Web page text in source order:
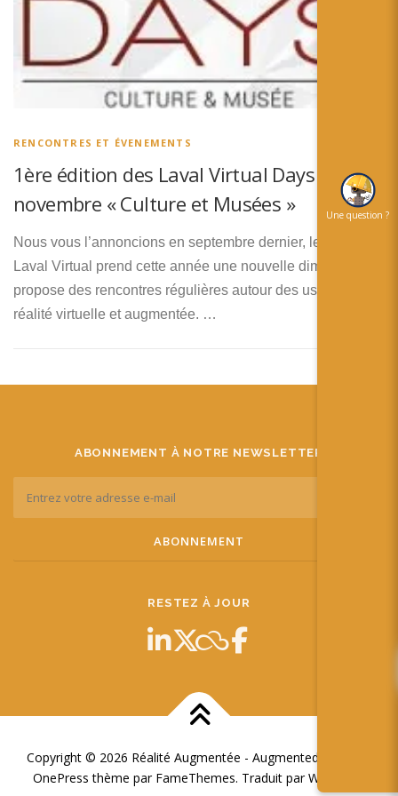
日本語
Español
RENCONTRES ET ÉVENEMENTS
1ère édition des Laval Virtual Days le 6
novembre « Culture et Musées »
Nous vous l’annoncions en septembre dernier, le salon
Laval Virtual prend cette année une nouvelle dimension et
propose des rencontres régulières autour des usages de la
réalité virtuelle et augmentée. …
ABONNEMENT À NOTRE NEWSLETTER
RESTEZ À JOUR
Copyright © 2026 Réalité Augmentée - Augmented Reality
OnePress thème par FameThemes. Traduit par Wp Trads.
Une question ?